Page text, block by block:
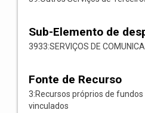
Sub-Elemento de
3933:SERVIÇOS DE
Fonte de Recurso
3:Recursos próprios de
vinculados